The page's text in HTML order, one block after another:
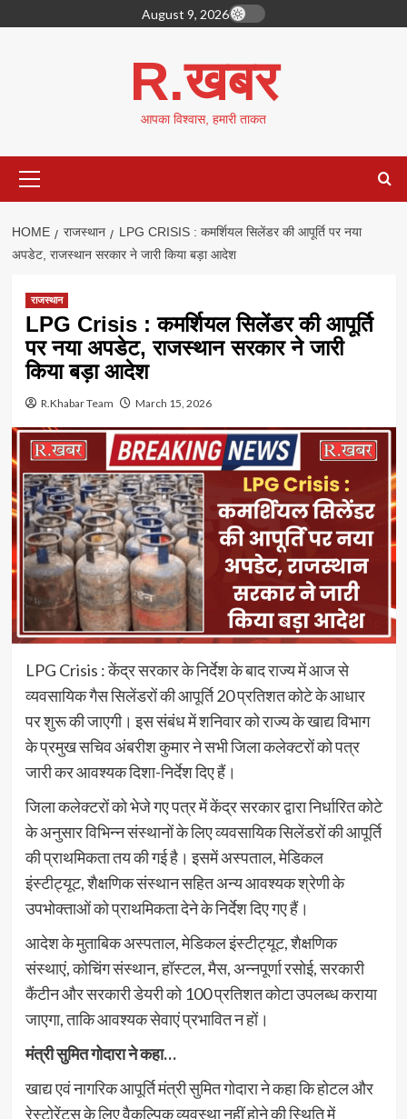
to
August 9, 2026
R.खबर
आपका विश्वास, हमारी ताकत
Menu
HOME राजस्थान
LPG CRISIS : कमर्शियल सिलेंडर की आपूर्ति पर नया
अपडेट, राजस्थान सरकार ने जारी किया बड़ा आदेश
राजस्थान
LPG Crisis : कमर्शियल सिलेंडर की आपूर्ति
पर नया अपडेट, राजस्थान सरकार ने जारी
किया बड़ा आदेश
R.Khabar Team March 15, 2026
LPG Crisis : केंद्र सरकार के निर्देश के बाद राज्य में आज से
व्यवसायिक गैस सिलेंडरों की आपूर्ति 20 प्रतिशत कोटे के आधार
पर शुरू की जाएगी। इस संबंध में शनिवार को राज्य के खाद्य विभाग
के प्रमुख सचिव अंबरीश कुमार ने सभी जिला कलेक्टरों को पत्र
जारी कर आवश्यक दिशा-निर्देश दिए हैं।
जिला कलेक्टरों को भेजे गए पत्र में केंद्र सरकार द्वारा निर्धारित कोटे
के अनुसार विभिन्न संस्थानों के लिए व्यवसायिक सिलेंडरों की आपूर्ति
की प्राथमिकता तय की गई है। इसमें अस्पताल, मेडिकल
इंस्टीट्यूट, शैक्षणिक संस्थान सहित अन्य आवश्यक श्रेणी के
उपभोक्ताओं को प्राथमिकता देने के निर्देश दिए गए हैं।
आदेश के मुताबिक अस्पताल, मेडिकल इंस्टीट्यूट, शैक्षणिक
संस्थाएं, कोचिंग संस्थान, हॉस्टल, मैस, अन्नपूर्णा रसोई, सरकारी
कैंटीन और सरकारी डेयरी को 100 प्रतिशत कोटा उपलब्ध कराया
जाएगा, ताकि आवश्यक सेवाएं प्रभावित न हों।
मंत्री सुमित गोदारा ने कहा…
खाद्य एवं नागरिक आपूर्ति मंत्री सुमित गोदारा ने कहा कि होटल और
रेस्टोरेंट्स के लिए वैकल्पिक व्यवस्था नहीं होने की स्थिति में